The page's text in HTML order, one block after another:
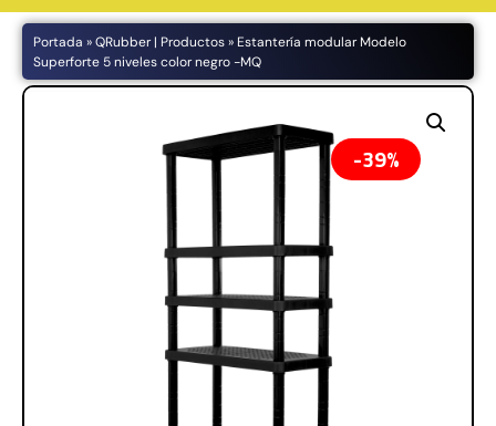
Portada »QRubber | Productos» Estantería modular Modelo
Superforte 5 niveles color negro -MQ
39%
Productos
48%
Rampa Móvil Hidráulica
carga 10ton
11.790.000
Juego Modular 35
QplayGround